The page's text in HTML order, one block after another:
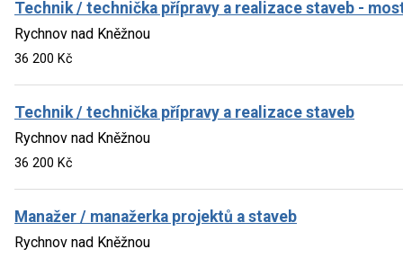
Technik / technička přípravy a realizace staveb -
Rychnov nad Kněžnou
36 200 Kč
Technik / technička přípravy a realizace staveb
Rychnov nad Kněžnou
36 200 Kč
Manažer / manažerka projektů a staveb
Rychnov nad Kněžnou